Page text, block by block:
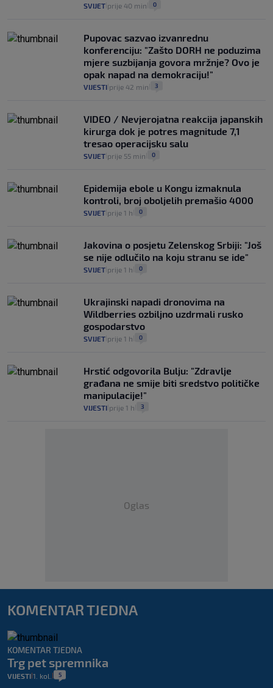
SVIJET prije 40 min 0
Pupovac sazvao izvanrednu
konferenciju: "Zašto DORH ne poduzima
mjere suzbijanja govora mržnje? Ovo je
opak napad na demokraciju!"
VIJESTI prije 42 min 3
VIDEO / Nevjerojatna reakcija japanskih
kirurga dok je potres magnitude 7,1
tresao operacijsku salu
SVIJET prije 55 min 0
Epidemija ebole u Kongu izmaknula
kontroli, broj oboljelih premašio 4000
SVIJET prije 1 h 0
Jakovina o posjetu Zelenskog Srbiji: "Još
se nije odlučilo na koju stranu se ide"
SVIJET prije 1 h 0
Ukrajinski napadi dronovima na
Wildberries ozbiljno uzdrmali rusko
gospodarstvo
SVIJET prije 1 h 0
Hrstić odgovorila Bulju: "Zdravlje
građana ne smije biti sredstvo političke
manipulacije!"
VIJESTI prije 1 h 3
Oglas
KOMENTAR TJEDNA
KOMENTAR TJEDNA
Trg pet spremnika
VIJESTI 1. kol. 5